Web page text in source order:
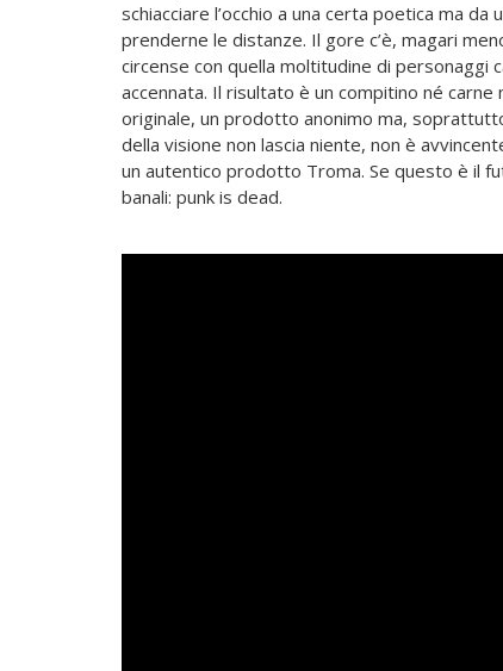
schiacciare l’occhio a una certa poetica ma
prenderne le distanze. Il gore c’è, magari
circense con quella moltitudine di personaggi
accennata. Il risultato è un compitino né
originale, un prodotto anonimo ma,
della visione non lascia niente, non è
un autentico prodotto Troma. Se questo è il
banali: punk is dead.